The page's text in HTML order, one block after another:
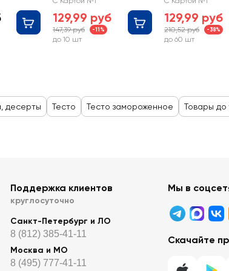
129,99 руб
147,39 руб -11%
до 10 шт
129,99 руб
210,52 руб -38%
до 60 шт
десерты Тесто Тесто замороженное Товары до
Поддержка клиентов
круглосуточно
Санкт-Петербург и ЛО
8 (812) 385-41-11
Москва и МО
8 (495) 777-41-11
Мы в
Скачайте